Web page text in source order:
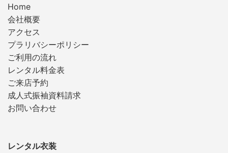
Home
会社概要
アクセス
プラリバシーポリシー
ご利用の流れ
レンタル料金表
ご来店予約
成人式振袖資料請求
お問い合わせ
レンタル衣装